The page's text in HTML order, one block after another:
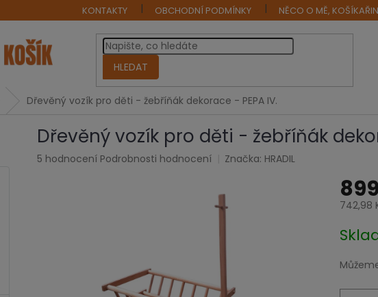
KONTAKTY OBCHODNÍ PODMÍNKY NĚCO O MĚ,
HLEDAT
Dřevěný vozík pro děti - žebříňák dekorace - PEPA IV.
Dřevěný vozík pro děti - žebříňák
Průměrné
5 hodnocení Podrobnosti hodnocení Značka: HRADIL
742,98
cena: